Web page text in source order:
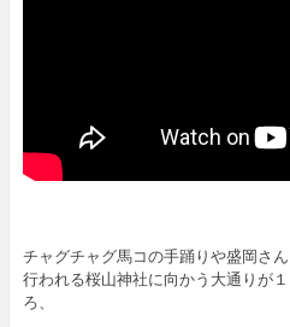
チャグチャグ馬コの手踊りや盛岡さ
行われる桜山神社に向かう大通りが
ろ、